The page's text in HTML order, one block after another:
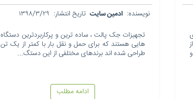
نویسنده: ادمین سایت تاریخ انتشار: ۱۳۹۸/۳/۲۹
تجهیزات جک پالت ، ساده ترین و پرکاربردترین دستگاه
هایی هستند که برای حمل و نقل بار با کمتر از یک تن
طراحی شده اند برندهای مختلفی از این دستگ...
ادامه مطلب